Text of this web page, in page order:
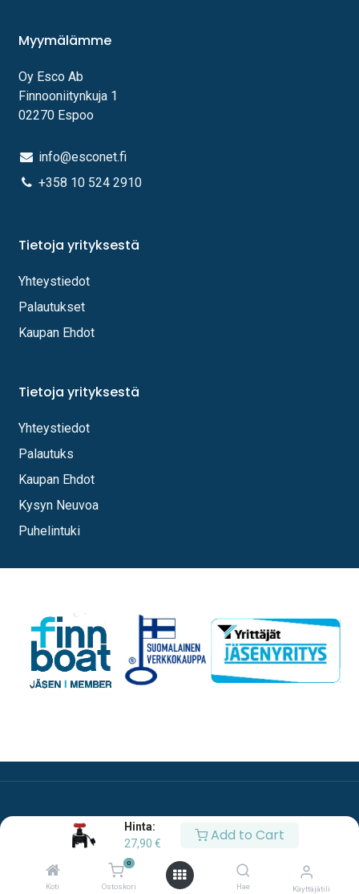
Hinta:
27,90 € Add to Cart
Koti
0
Ostoskori Hae Käyttäjätili
Myymälämme
Oy Esco Ab
Finnooniitynkuja 1
02270 Espoo
info@esconet.fi
+358 10 524 2910
Tietoja yrityksestä
Yhteystiedot
Palautukset
Kaupan Ehdot
Tietoja yrityksestä
Yhteystiedot
Palautuks
Kaupan Ehdot
Kysyn Neuvoa
Puhelintuki
Copyright © Oy Esco Ab